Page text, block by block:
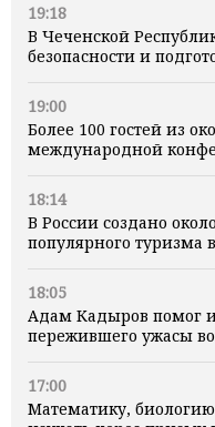
19:18
В Чеченской
безопасности и
19:00
Более 100 гостей из
международной
18:14
В России создано
популярного туризма
18:05
Адам Кадыров помог
пережившего ужасы
17:00
Математику,